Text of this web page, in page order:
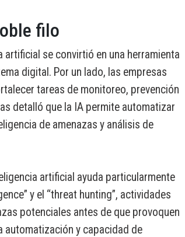
filo
artificial se convirtió en una herramienta
digital. Por un lado, las empresas
tareas de monitoreo, prevención
detalló que la IA permite automatizar
de amenazas y análisis de
artificial ayuda particularmente
y el “threat hunting”, actividades
potenciales antes de que provoquen
automatización y capacidad de